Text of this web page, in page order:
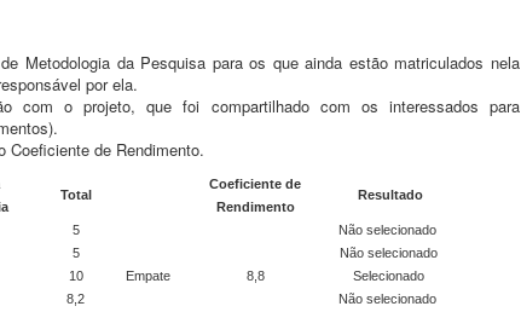
Metodologia da Pesquisa para os que ainda estão matriculados nela
por ela.
com o projeto, que foi compartilhado com os interessados para
Coeficiente de Rendimento.
Total
Coeficiente de
Rendimento
Resultado
5
Não selecionado
5
Não selecionado
10 Empate 8,8
Selecionado
8,2
Não selecionado